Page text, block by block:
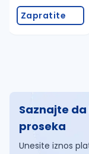
Zapratite
Saznajte
proseka
Unesite iznos